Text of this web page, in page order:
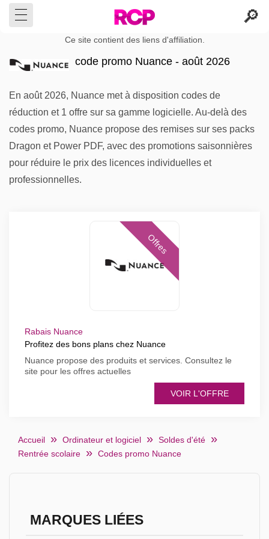
Ce site contient des liens d'affiliation.
code promo Nuance - août 2026
En août 2026, Nuance met à disposition codes de
réduction et 1 offre sur sa gamme logicielle. Au-delà des
codes promo, Nuance propose des remises sur ses packs
Dragon et Power PDF, avec des promotions saisonnières
pour réduire le prix des licences individuelles et
professionnelles.
Offres
Rabais Nuance
Profitez des bons plans chez Nuance
Nuance propose des produits et services. Consultez le
site pour les offres actuelles
VOIR L'OFFRE
Accueil Ordinateur et logiciel
Soldes d'été
Rentrée scolaire
Codes promo Nuance
MARQUES LIÉES